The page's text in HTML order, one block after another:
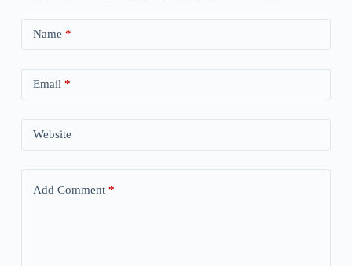
Name *
Email*
Website
Add Comment*